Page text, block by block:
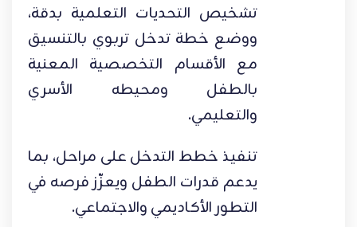
تشخيص التحديات التعلمية بدقة،
ووضع خطة تدخل تربوي بالتنسيق
مع الأقسام التخصصية المعنية
بالطفل ومحيطه الأسري
والتعليمي.
تنفيذ خطط التدخل على مراحل، بما
يدعم قدرات الطفل ويعزّز فرصه في
التطور الأكاديمي والاجتماعي.